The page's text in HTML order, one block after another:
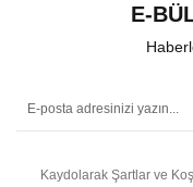
E-
Kaydolarak Şartlar ve